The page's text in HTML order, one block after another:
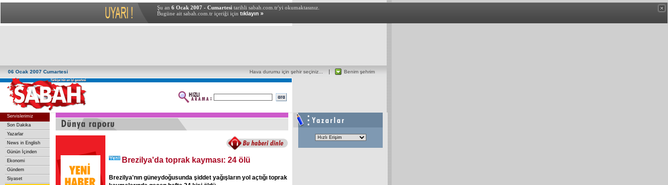
Şu an 6 Ocak 2007 - Cumartesi tarihli sabah.com.tr'yi okumaktasınız.
Bugüne ait sabah.com.tr içeriği için tıklayın »
06 Ocak 2007 Cumartesi Benim şehrim
Hava durumu için şehir seçiniz...
Servislerimiz
Son Dakika
Yazarlar
News in English
Günün İçinden
Ekonomi
Gündem
Siyaset
Brezilya'da toprak kayması: 24 ölü
Brezilya'nın güneydoğusunda şiddet yağışların yol açtığı toprak